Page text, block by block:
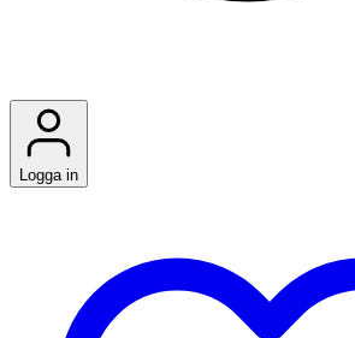
Logga in